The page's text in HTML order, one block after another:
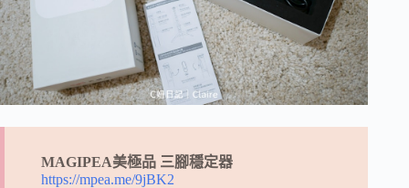
MAGIPEA美極品 三腳穩定器
https://mpea.me/9jBK2